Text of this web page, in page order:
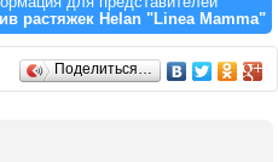
растяжек Helan "Linea Mamma"
Поделиться…